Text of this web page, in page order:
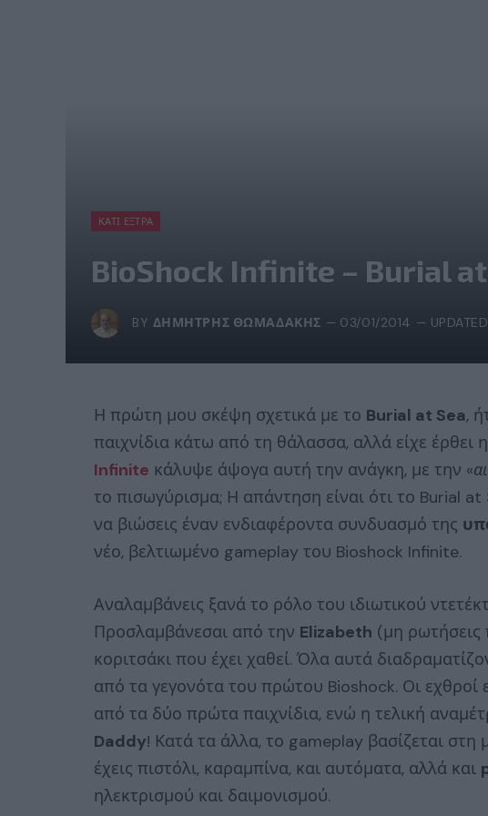
ΚΆΤΙ ΈΞΤΡΑ
BioShock Infinite – Burial at
BY ΔΗΜΉΤΡΗΣ ΘΩΜΑΔΆΚΗΣ 03/01/2014
Η πρώτη μου σκέψη σχετικά με το Burial at Sea,
παιχνίδια κάτω από τη θάλασσα, αλλά είχε έρθει
Infinite κάλυψε άψογα αυτή την ανάγκη, με την «
το πισωγύρισμα; Η απάντηση είναι ότι το Burial at
να βιώσεις έναν ενδιαφέροντα συνδυασμό της
νέο, βελτιωμένο gameplay του Bioshock Infinite.
Αναλαμβάνεις ξανά το ρόλο του ιδιωτικού
Προσλαμβάνεσαι από την Elizabeth (μη ρωτήσεις
κοριτσάκι που έχει χαθεί. Όλα αυτά
από τα γεγονότα του πρώτου Bioshock. Οι εχθροί
από τα δύο πρώτα παιχνίδια, ενώ η τελική
Daddy! Κατά τα άλλα, το gameplay βασίζεται
έχεις πιστόλι, καραμπίνα, και αυτόματα, αλλά και
ηλεκτρισμού και δαιμονισμού.